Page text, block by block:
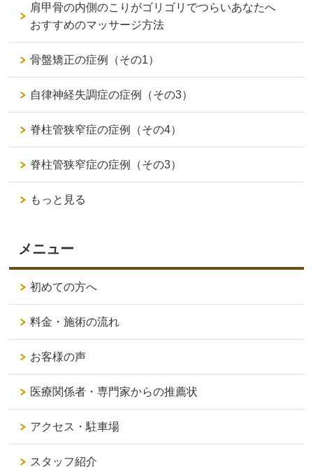
肩甲骨の内側のこりがゴリゴリでつらいあなたへ
おすすめのマッサージ方法
骨盤矯正の症例（その1）
自律神経失調症の症例（その3）
脊柱管狭窄症の症例（その4）
脊柱管狭窄症の症例（その3）
もっと見る
メニュー
初めての方へ
料金・施術の流れ
お客様の声
医療関係者・専門家からの推薦状
アクセス・駐車場
スタッフ紹介